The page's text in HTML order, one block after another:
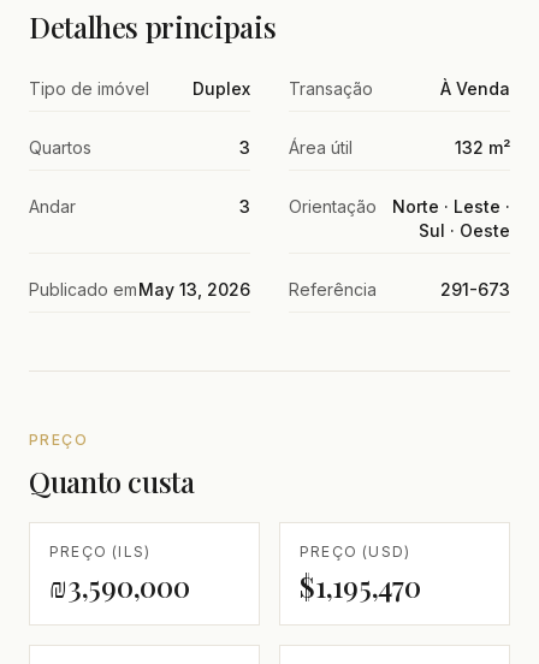
Detalhes principais
Tipo de imóvel Duplex Transação À Venda
Quartos 3 Área útil 132 m²
Andar 3 Orientação
Norte · Leste ·
Sul · Oeste
Publicado emMay 13, 2026 Referência 291-673
PREÇO
Quanto custa
PREÇO (ILS)
₪3,590,000
PREÇO (USD)
$1,195,470